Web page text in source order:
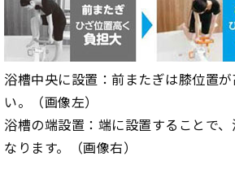
浴槽中央に設置：前またぎは膝位置
い。（画像左）
浴槽の端設置：端に設置することで
なります。（画像右）